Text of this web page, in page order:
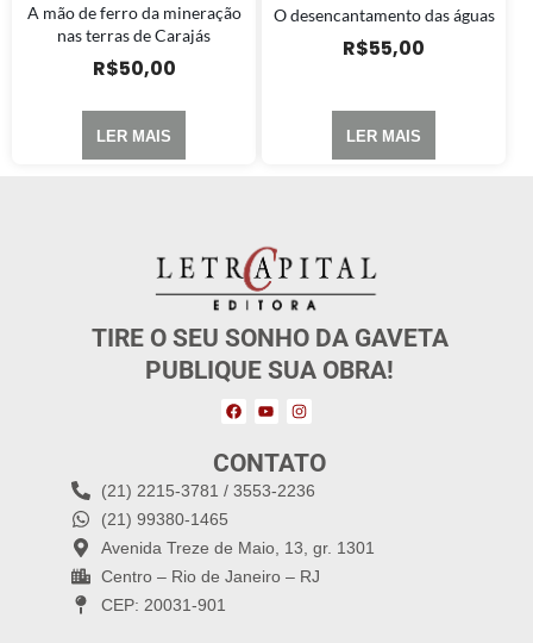
A mão de ferro da mineração
nas terras de Carajás
R$50,00
LER MAIS
O desencantamento das águas
R$55,00
LER MAIS
TIRE O SEU SONHO DA GAVETA
PUBLIQUE SUA OBRA!
CONTATO
(21) 2215-3781 / 3553-2236
(21) 99380-1465
Avenida Treze de Maio, 13, gr. 1301
Centro – Rio de Janeiro – RJ
CEP: 20031-901